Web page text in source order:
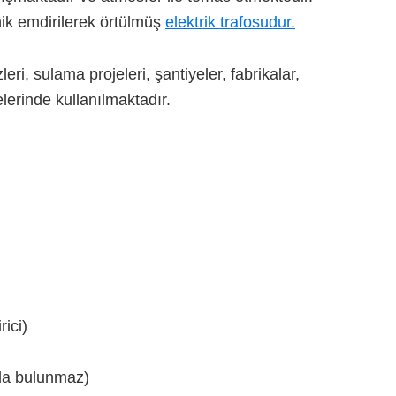
emdirilerek örtülmüş elektrik trafosudur.
sulama projeleri, şantiyeler, fabrikalar,
kullanılmaktadır.
bulunmaz)